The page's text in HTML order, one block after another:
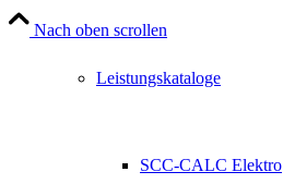
Leistungskataloge
SCC-CALC Elektro
Nach oben scrollen